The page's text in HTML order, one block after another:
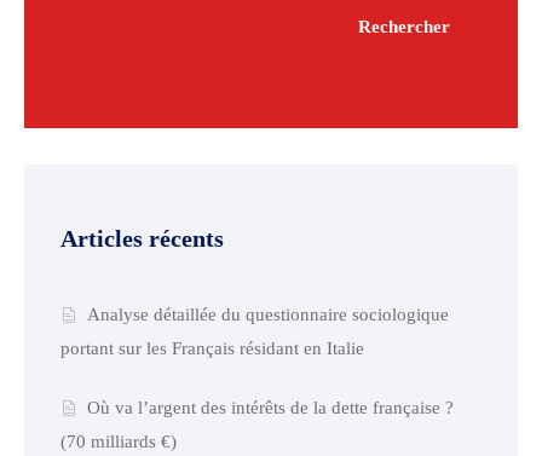
Rechercher
Articles récents
Analyse détaillée du questionnaire sociologique
portant sur les Français résidant en Italie
Où va l’argent des intérêts de la dette française ?
(70 milliards €)